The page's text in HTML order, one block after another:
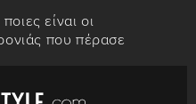
είναι οι
που πέρασε